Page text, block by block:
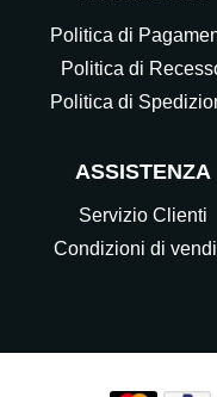
Politica di
Politica di
Politica di
ASSISTENZA
Servizio Clienti
Condizioni di